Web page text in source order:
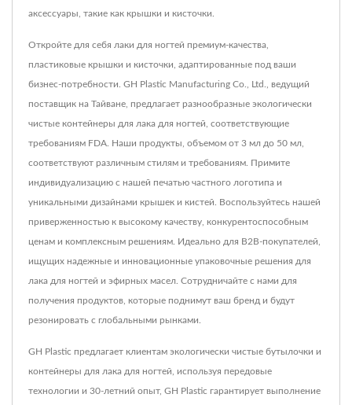
аксессуары, такие как крышки и кисточки.
Откройте для себя лаки для ногтей премиум-качества,
пластиковые крышки и кисточки, адаптированные под ваши
бизнес-потребности. GH Plastic Manufacturing Co., Ltd., ведущий
поставщик на Тайване, предлагает разнообразные экологически
чистые контейнеры для лака для ногтей, соответствующие
требованиям FDA. Наши продукты, объемом от 3 мл до 50 мл,
соответствуют различным стилям и требованиям. Примите
индивидуализацию с нашей печатью частного логотипа и
уникальными дизайнами крышек и кистей. Воспользуйтесь нашей
приверженностью к высокому качеству, конкурентоспособным
ценам и комплексным решениям. Идеально для B2B-покупателей,
ищущих надежные и инновационные упаковочные решения для
лака для ногтей и эфирных масел. Сотрудничайте с нами для
получения продуктов, которые поднимут ваш бренд и будут
резонировать с глобальными рынками.
GH Plastic предлагает клиентам экологически чистые бутылочки и
контейнеры для лака для ногтей, используя передовые
технологии и 30-летний опыт, GH Plastic гарантирует выполнение